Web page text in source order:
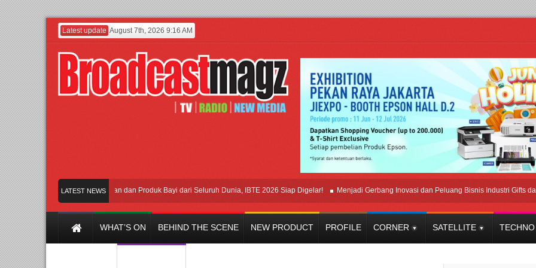
Latest update August 7th, 2026 9:16 AM
LATEST NEWS
dengan Ribuan Mainan dan Produk Bayi dari Seluruh Dunia, IBTE 2026 Siap Digelar! Menjadi Gerbang Inovasi dan Peluang Bisnis Industri Gifts dan
WHAT’S ON BEHIND THE SCENE NEW PRODUCT PROFILE CORNER SATELLITE TECHNO